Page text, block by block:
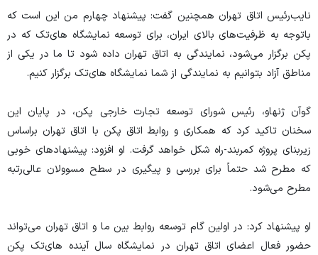
نایب‌رئیس اتاق تهران همچنین گفت: پیشنهاد چهارم من این است که
باتوجه به ظرفیت‌های بالای ایران، برای توسعه نمایشگاه‌ های‌تک که در
پکن برگزار ‌می‌شود، نمایندگی به اتاق تهران داده شود تا ما در یکی از
مناطق آزاد بتوانیم به نمایندگی از شما نمایشگاه‌ های‌تک برگزار کنیم.
گوآن ژنهاو، رئیس شورای توسعه تجارت خارجی پکن، در پایان این
سخنان تاکید کرد که همکاری و روابط اتاق پکن با اتاق تهران براساس
زیربنای پروژه کمربند-راه شکل خواهد گرفت. او افزود: پیشنهادهای خوبی
که مطرح شد حتماً برای بررسی و پیگیری در سطح مسوولان عالی‌رتبه
مطرح می‌شود.
او پیشنهاد کرد: در اولین گام توسعه روابط بین ما و اتاق تهران می‌تواند
حضور فعال اعضای اتاق تهران در نمایشگاه سال آینده ‌های‌تک پکن